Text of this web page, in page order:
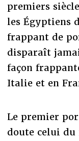
premiers
les Égyptiens
frappant de
disparaît
façon
Italie et en
Le premier
doute celui du